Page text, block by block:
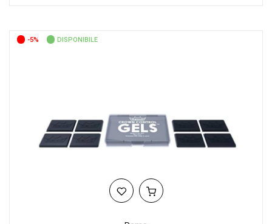
-5% DISPONIBILE